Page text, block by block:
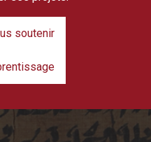
soutenir